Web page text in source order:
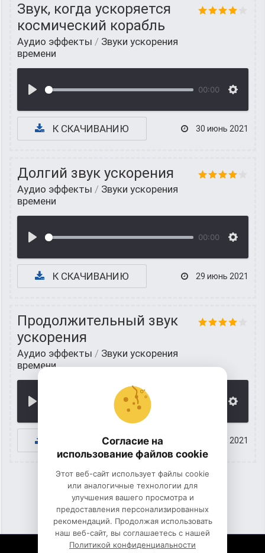
Звук, когда ускоряется
космический корабль
Аудио эффекты / Звуки ускорения
времени
00:00
К СКАЧИВАНИЮ 30 июнь 2021
Долгий звук ускорения
Аудио эффекты / Звуки ускорения
времени
00:00
К СКАЧИВАНИЮ 29 июнь 2021
Продолжительный звук
ускорения
Аудио эффекты / Звуки ускорения
времени
К СКАЧИВАНИЮ 28 июнь 2021
Согласие на
использование файлов cookie
Этот веб-сайт использует файлы cookie
или аналогичные технологии для
улучшения вашего просмотра и
предоставления персонализированных
рекомендаций. Продолжая использовать
наш веб-сайт, вы соглашаетесь с нашей
Политикой конфиденциальности